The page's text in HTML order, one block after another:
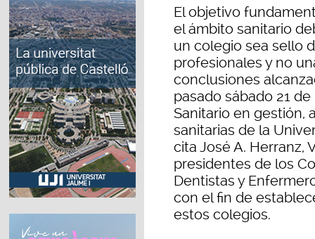
El objetivo
el ámbito sanitario
un colegio sea sello
profesionales y no
conclusiones
pasado sábado 21
Sanitario en gestión,
sanitarias de la
cita José A. Herranz,
presidentes de los
Dentistas y
con el fin de
estos colegios.